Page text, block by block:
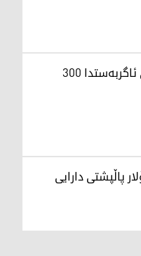
یونیسێف: لە ماوەی 300 رۆژی ئاگربەستدا 300
ملیۆن دۆلار پاڵپشتی دارایی